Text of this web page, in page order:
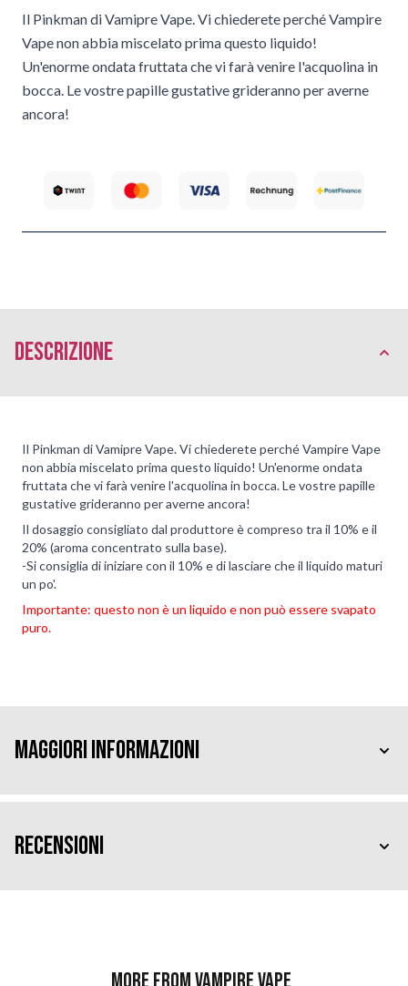
Il Pinkman di Vamipre Vape. Vi chiederete perché Vampire
Vape non abbia miscelato prima questo liquido!
Un'enorme ondata fruttata che vi farà venire l'acquolina in
bocca. Le vostre papille gustative grideranno per averne
ancora!
Descrizione
Il Pinkman di Vamipre Vape. Vi chiederete perché Vampire Vape
non abbia miscelato prima questo liquido! Un'enorme ondata
fruttata che vi farà venire l'acquolina in bocca. Le vostre papille
gustative grideranno per averne ancora!
Il dosaggio consigliato dal produttore è compreso tra il 10% e il
20% (aroma concentrato sulla base).
-Si consiglia di iniziare con il 10% e di lasciare che il liquido maturi
un po'.
Importante: questo non è un liquido e non può essere svapato
puro.
Maggiori Informazioni
Recensioni
More from Vampire Vape